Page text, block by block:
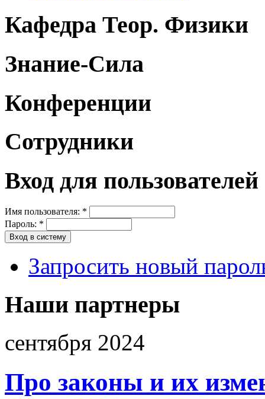
Кафедра Теор. Физики
Знание-Сила
Конференции
Сотрудники
Вход для пользователей
Имя пользователя: *
Пароль: *
Запросить новый
Наши партнеры
сентября 2024
Про законы и их